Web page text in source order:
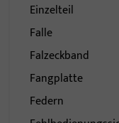
Einzelteil
Falle
Falzeckband
Fangplatte
Federn